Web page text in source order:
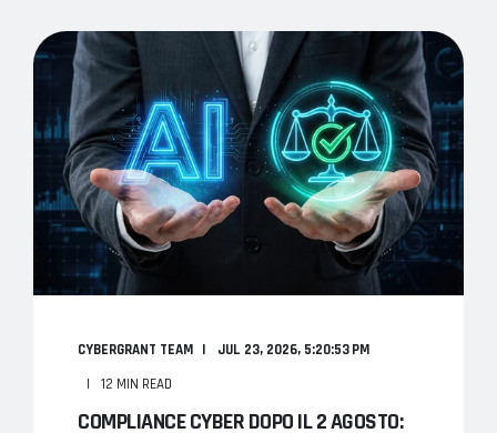
CYBERGRANT TEAM
JUL 23, 2026, 5:20:53 PM
12 MIN READ
COMPLIANCE CYBER DOPO IL 2 AGOSTO: